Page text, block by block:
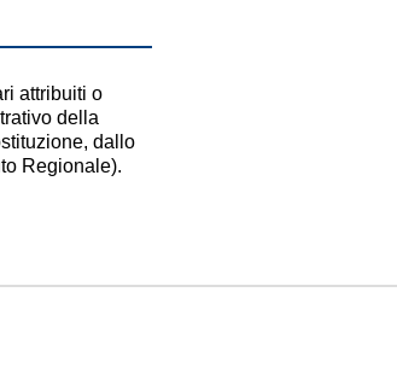
attribuiti o
della
dallo
Regionale).